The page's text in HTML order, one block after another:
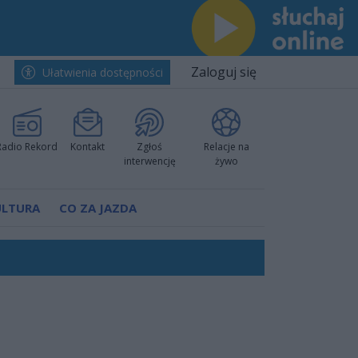
Ułatwienia dostępności Zaloguj się
Rekord Kontakt
Zgłoś
interwencję
Relacje na
żywo
CO ZA JAZDA